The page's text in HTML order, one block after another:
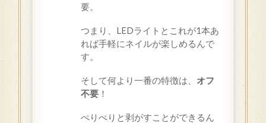
要。
つまり、LEDライトとこれが1本あ
れば手軽にネイルが楽しめるんで
す。
そして何より一番の特徴は、 オフ
不要 ！
ぺりぺりと剥がすことができるん